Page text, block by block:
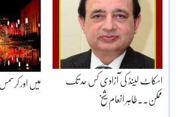
میں اور اسکاٹ لینڈ کی آزادی کس حد تک
ممکن۔۔طاہر انعام شیخ